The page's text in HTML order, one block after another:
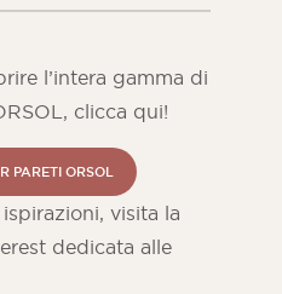
l’intera gamma di
clicca qui!
PARETI ORSOL
visita la
dedicata alle